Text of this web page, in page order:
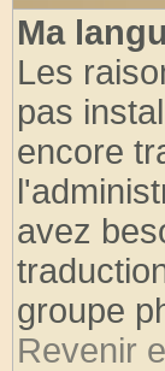
Ma
Les
pas
encore
avez
groupe
Revenir